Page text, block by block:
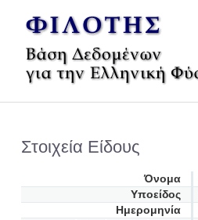
Στοιχεία Είδους
Όνομα
Υποείδος
Ημερομηνία